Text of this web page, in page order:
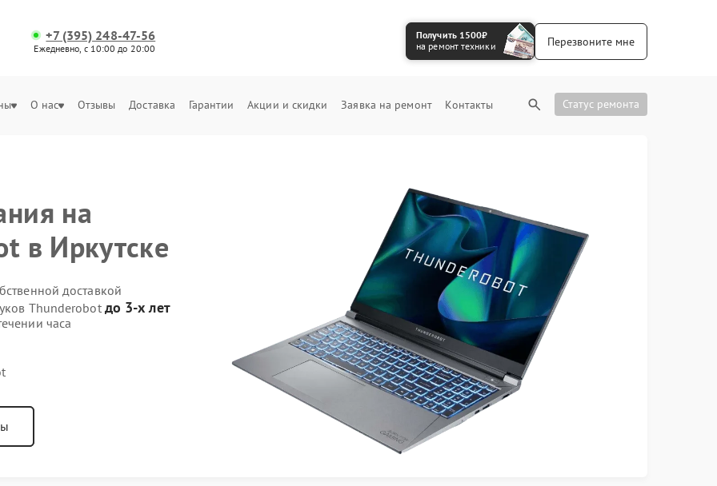
+7 (395) 248-47-56
Ежедневно, с 10:00 до 20:00
Получить 1500₽
на ремонт техники
Перезвоните мне
О нас Отзывы Доставка Гарантии Акции и скидки Заявка на ремонт Контакты Статус ремонта
на
в Иркутске
доставкой
Thunderobot до 3-х лет
часа